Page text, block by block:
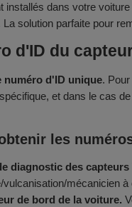
installés dans votre
solution parfaite pour
d'ID du
numéro d'ID unique.
et dans le cas
les
diagnostic des capteurs
mécanicien à
de bord de la voiture.